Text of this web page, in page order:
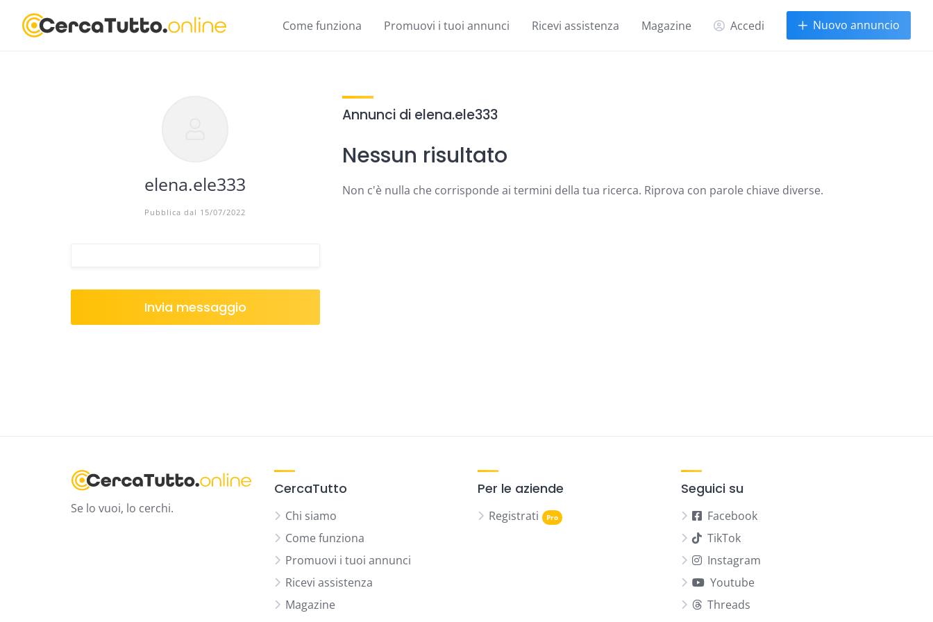
content
Come funziona Promuovi i tuoi annunci Ricevi assistenza Magazine Accedi Nuovo annuncio
elena.ele333
Pubblica dal 15/07/2022
Invia messaggio
Annunci di elena.ele333
Nessun risultato
Non c'è nulla che corrisponde ai termini della tua ricerca. Riprova con parole chiave diverse.
Se lo vuoi, lo cerchi.
CercaTutto
Chi siamo
Come funziona
Promuovi i tuoi annunci
Ricevi assistenza
Magazine
Per le aziende
Registrati
Seguici su
Facebook
TikTok
Instagram
Youtube
Threads